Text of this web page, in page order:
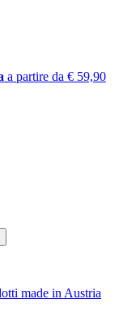
a partire da € 59,90
made in Austria